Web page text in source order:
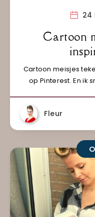
24
Cartoon
Cartoon meisjes
op Pinterest. En ik
Fleur